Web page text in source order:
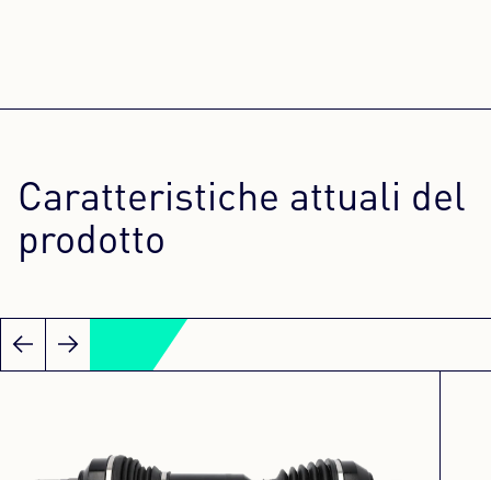
Caratteristiche attuali del
prodotto